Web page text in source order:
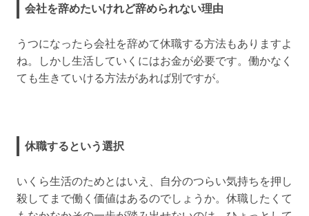
会社を辞めたいけれど辞められない理由
うつになったら会社を辞めて休職する方法もありますよ
ね。しかし生活していくにはお金が必要です。働かなく
ても生きていける方法があれば別ですが。
休職するという選択
いくら生活のためとはいえ、自分のつらい気持ちを押し
殺してまで働く価値はあるのでしょうか。休職したくて